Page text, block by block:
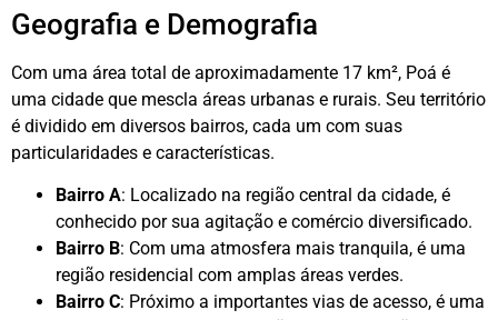
Geografia e Demografia
Com uma área total de aproximadamente 17 km², Poá é
uma cidade que mescla áreas urbanas e rurais. Seu território
é dividido em diversos bairros, cada um com suas
particularidades e características.
Bairro A: Localizado na região central da cidade, é
conhecido por sua agitação e comércio diversificado.
Bairro B: Com uma atmosfera mais tranquila, é uma
região residencial com amplas áreas verdes.
Bairro C: Próximo a importantes vias de acesso, é uma